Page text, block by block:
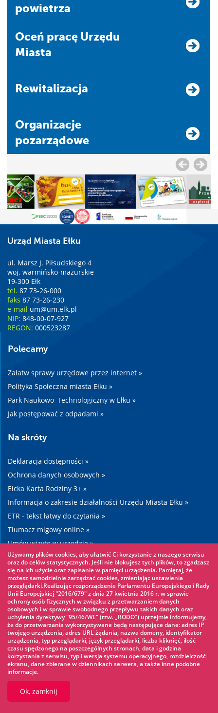
powietrza
Oceń pracę Urzędu
Miasta
Rewitalizacja
Organizacje
pozarządowe
Urząd Miasta Ełku
ul. Marsz J. Piłsudskiego 4
woj. warmińsko-mazurskie
19-300 Ełk
tel. 87 73-26-000
faks 87 73-26-230
e-mail um@um.elk.pl
NIP: 848-00-07-927
REGON: 000523287
Polecamy
Załatw sprawy urzędowe przez internet »
Polityka Społeczna miasta Ełku »
Park Naukowo–Technologiczny w Ełku »
Jak postępować z odpadami »
Na skróty
Deklaracja dostępności »
Ochrona danych osobowych »
Ełcka Karta Rodziny 3+ »
Informacja o zakresie działalności Urzędu Miasta Ełku »
ETR - tekst łatwy do czytania »
Tłumacz migowy online »
Umów wizytę w urzędzie »
Drogi »
Warto zobaczyć
Park linowy »
Park Wodny »
Lodowisko »
KINOECK »
Muzeum »
© 2026 UM Ełk
Używamy plików cookies, aby ułatwić Ci korzystanie z naszego serwisu
oraz do celów statystycznych. Jeśli nie blokujesz tych plików, to zgadzasz
się na ich użycie oraz zapisanie w pamięci urządzenia. Pamiętaj, że
możesz samodzielnie zarządzać cookies, zmieniając ustawienia
przeglądarki.Realizując rozporządzenie Parlamentu Europejskiego i Rady
Unii Europejskiej "2016/679" z dnia 27 kwietnia 2016 r. w sprawie
ochrony osób fizycznych w związku z przetwarzaniem danych
osobowych i w sprawie swobodnego przepływu takich danych oraz
uchylenia dyrektywy "95/46/WE" (tzw. „RODO”) uprzejmie informujemy,
że do przetwarzania wykorzystywane będą następujące dane: adres IP
twojego urządzenia, adres URL żądania, nazwa domeny, identyfikator
urządzenia, typ przeglądarki, język przeglądarki, liczba kliknięć, ilość
czasu spędzonego na poszczególnych stronach, data i godzina
korzystania z serwisu, typ i wersja systemu operacyjnego, rozdzielczość
ekranu, dane zbierane w dziennikach serwera, a także inne podobne
informacje.
Ok, zamknij